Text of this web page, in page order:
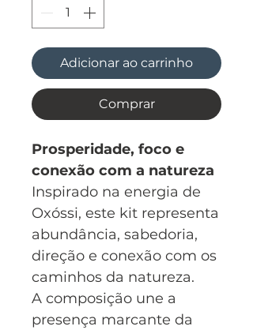
Adicionar ao carrinho
Comprar
Prosperidade, foco e
conexão com a natureza
Inspirado na energia de
Oxóssi, este kit representa
abundância, sabedoria,
direção e conexão com os
caminhos da natureza.
A composição une a
presença marcante da